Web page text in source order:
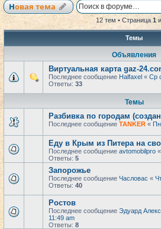
Новая тема
12 тем • Страница 1
Темы
Объявления
Виртуальная карта gaz-
Последнее сообщение Halfaxel « Ср
Ответы: 33
Темы
Разбивка по городам
Последнее сообщение TANKER «
Еду в Крым из Питера на
Последнее сообщение avtomobilpro «
Ответы: 5
Запорожье
Последнее сообщение Часловас «
Ответы: 40
Ростов
Последнее сообщение Эдуард
11:49 am
Ответы: 8